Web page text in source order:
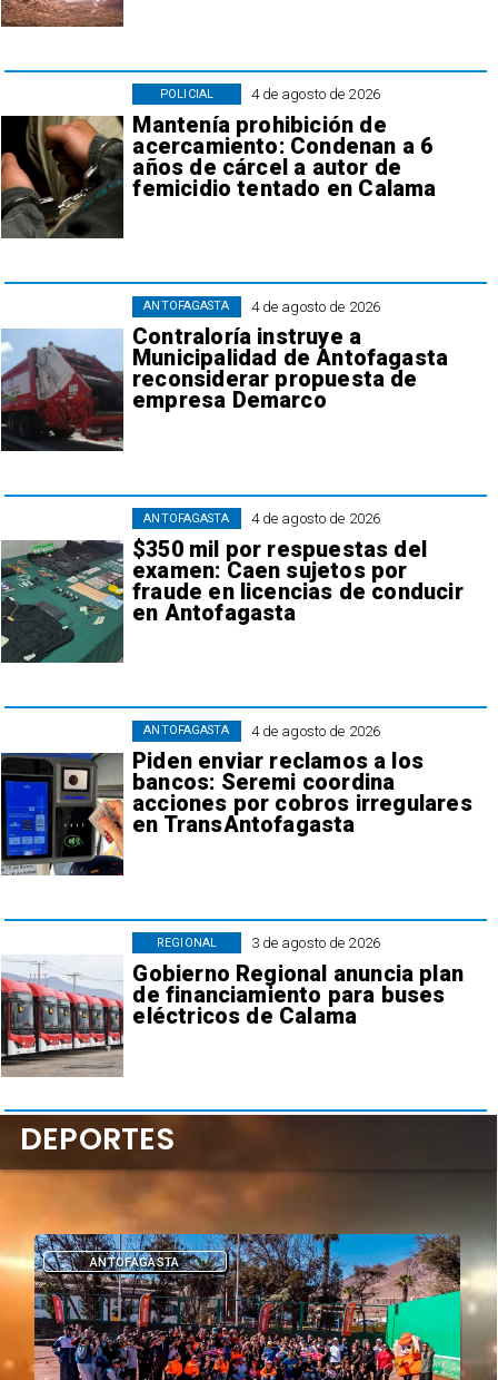
4 de agosto de 2026
Mantenía prohibición de
acercamiento: Condenan a 6
años de cárcel a autor de
femicidio tentado en Calama
POLICIAL
4 de agosto de 2026
Contraloría instruye a
Municipalidad de Antofagasta
reconsiderar propuesta de
empresa Demarco
ANTOFAGASTA
4 de agosto de 2026
$350 mil por respuestas del
examen: Caen sujetos por
fraude en licencias de conducir
en Antofagasta
ANTOFAGASTA
4 de agosto de 2026
Piden enviar reclamos a los
bancos: Seremi coordina
acciones por cobros irregulares
en TransAntofagasta
ANTOFAGASTA
3 de agosto de 2026
Gobierno Regional anuncia plan
de financiamiento para buses
eléctricos de Calama
REGIONAL
ANTOFAGASTA
DEPORTES